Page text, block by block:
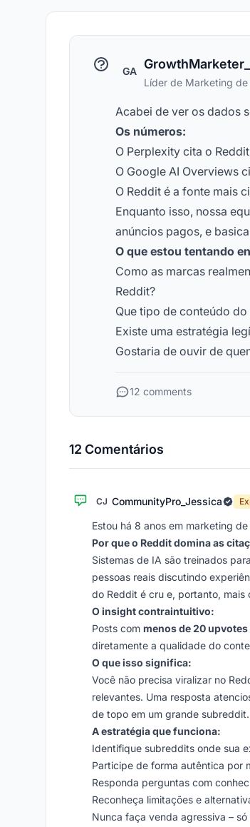
GA
Líder de Marketing
Acabei de ver os dados
Os números:
O Perplexity cita o
O Google AI Overviews
O Reddit é a fonte mais
Enquanto isso, nossa
anúncios pagos, e
O que estou tentando
Como as marcas
Reddit?
Que tipo de conteúdo
Existe uma estratégia
Gostaria de ouvir de
12 comments
12 Comentários
CJ CommunityPro_Jessica
Estou há 8 anos em marketing
Por que o Reddit domina as
Sistemas de IA são treinados
pessoas reais discutindo
do Reddit é cru e, portanto, mais
O insight contraintuitivo:
Posts com menos de 20 upvotes
diretamente a qualidade do
O que isso significa:
Você não precisa viralizar no
relevantes. Uma resposta
de topo em um grande subreddit.
A estratégia que funciona:
Identifique subreddits onde sua
Participe de forma autêntica por
Responda perguntas com
Reconheça limitações e
Nunca faça venda agressiva –